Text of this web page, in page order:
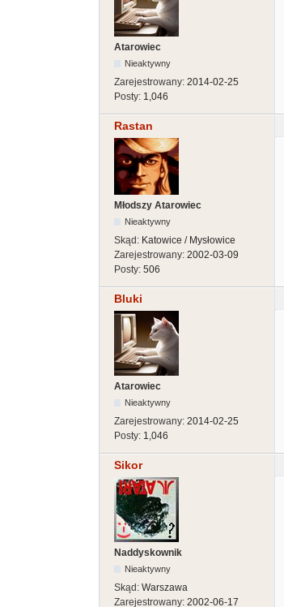
Atarowiec
Nieaktywny
Zarejestrowany: 2014-02-25
Posty: 1,046
Rastan
Młodszy Atarowiec
Nieaktywny
Skąd: Katowice / Mysłowice
Zarejestrowany: 2002-03-09
Posty: 506
Bluki
Atarowiec
Nieaktywny
Zarejestrowany: 2014-02-25
Posty: 1,046
Sikor
Naddyskownik
Nieaktywny
Skąd: Warszawa
Zarejestrowany: 2002-06-17